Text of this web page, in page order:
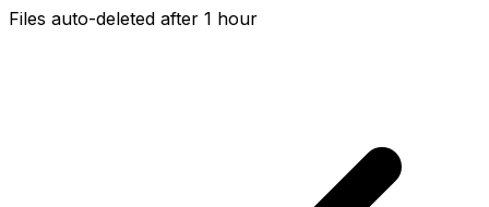
Files auto-deleted after 1 hour